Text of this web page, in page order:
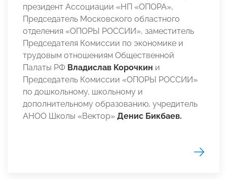
президент Ассоциации «НП «ОПОРА»,
Председатель Московского областного
отделения «ОПОРЫ РОССИИ», заместитель
Председателя Комиссии по экономике и
трудовым отношениям Общественной
Палаты РФ Владислав Корочкин и
Председатель Комиссии «ОПОРЫ РОССИИ»
по дошкольному, школьному и
дополнительному образованию, учредитель
АНОО Школы «Вектор» Денис Бикбаев.